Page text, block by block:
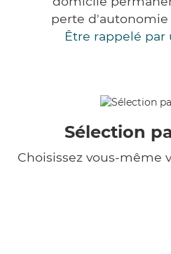
perte d'autonomie
Être rappelé par
Sélection
Choisissez vous-même